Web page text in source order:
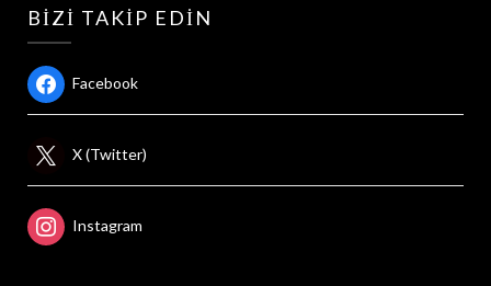
BIZI TAKIP EDIN
Facebook
X (Twitter)
Instagram